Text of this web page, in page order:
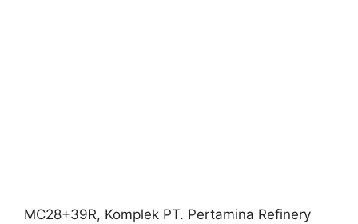
MC28+39R, Komplek PT. Pertamina Refinery